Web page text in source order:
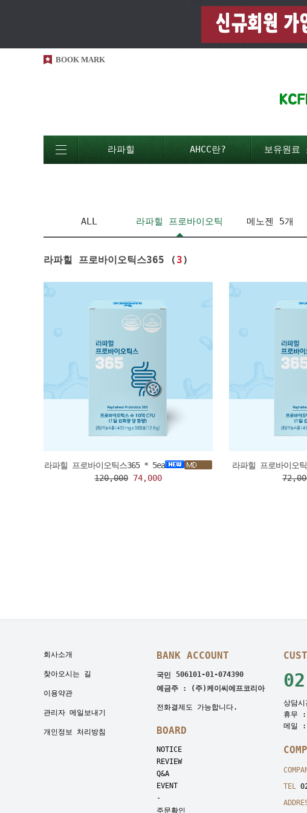
BOOK MARK
라파힐 AHCC란? 보유원료
ALL 라파힐 프로바이오틱 메노젠 5개
라파힐 프로바이오틱스365 ( 3)
라파힐 프로바이오틱스365 * 5ea
120,000 74,000
라파힐 프로바이오
회사소개
찾아오시는 길
이용약관
관리자 메일보내기
개인정보 처리방침
BANK ACCOUNT
국민
506101-01-074390
예금주 : (주)케이씨에프코리아
전화결제도 가능합니다.
BOARD
NOTICE
REVIEW
Q&A
EVENT
-
주문확인
상담
휴무 :
메일 :
TEL